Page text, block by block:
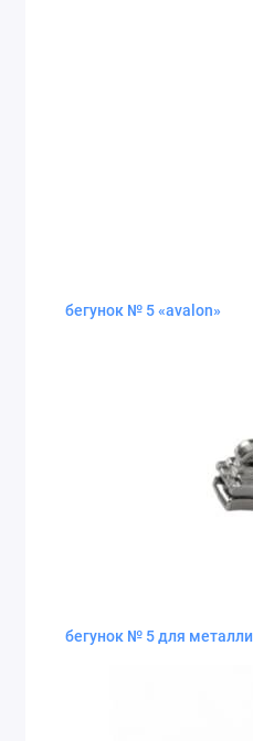
бегунок № 5 «avalon»
бегунок № 5 для